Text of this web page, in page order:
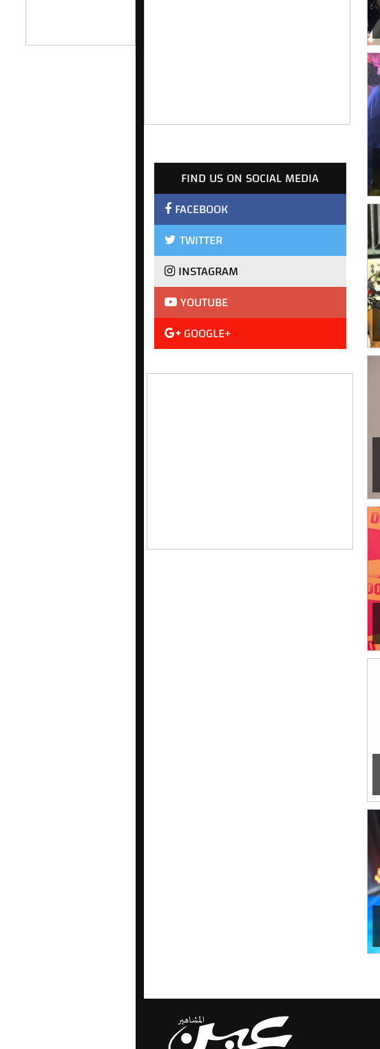
FIND US ON SOCIAL MEDIA
FACEBOOK
TWITTER
INSTAGRAM
YOUTUBE
GOOGLE+